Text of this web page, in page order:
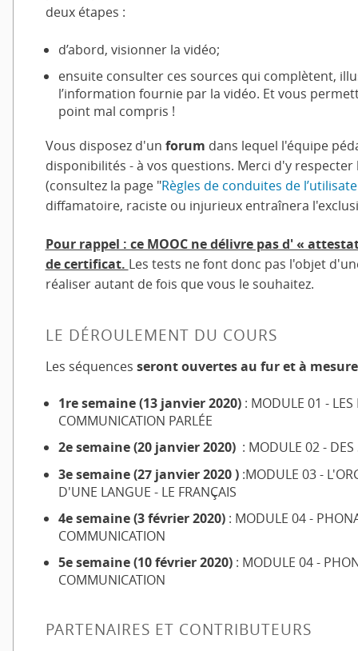
deux étapes :
d’abord, visionner la vidéo;
ensuite consulter ces sources qui complètent,
l’information fournie par la vidéo. Et vous
point mal compris !
Vous disposez d'un forum dans lequel l'équipe
disponibilités - à vos questions. Merci d'y
(consultez la page "Règles de conduites de
diffamatoire, raciste ou injurieux entraînera
Pour rappel : ce MOOC ne délivre pas d' «
de certificat. Les tests ne font donc pas l'objet
réaliser autant de fois que vous le souhaitez.
LE DÉROULEMENT DU COURS
Les séquences seront ouvertes au fur et à mesure
1re semaine (13 janvier 2020): MODULE 01 - LES
COMMUNICATION PARLÉE
2e semaine (20 janvier 2020): MODULE 02 - DES
3e semaine (27 janvier 2020 ):MODULE 03 -
D'UNE LANGUE - LE FRANÇAIS
4e semaine (3 février 2020): MODULE 04 -
COMMUNICATION
5e semaine (10 février 2020): MODULE 04 -
COMMUNICATION
PARTENAIRES ET CONTRIBUTEURS